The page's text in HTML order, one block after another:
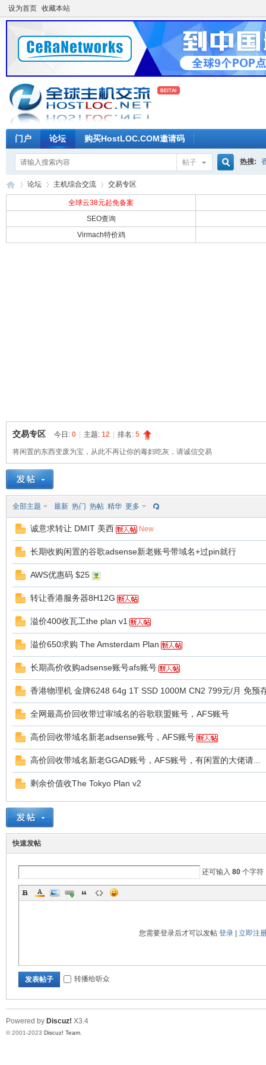
设为首页 收藏本站
门户 论坛 购买HostLOC.COM邀请码
帖子 热搜:
主
流
论坛 主机综合交流
›
交易专区
全球云38元起免备案
SEO查询
Virmach特价鸡
交易专区 今日: 0 主题: 12 排名: 5
将闲置的东西变废为宝，从此不再让你的毒妇吃灰，请诚信交易
全部主题 最新 热门 热帖 精华 更多
诚意求转让 DMIT 美西 New
长期收购闲置的谷歌adsense新老账号带域名+过pin就行
AWS优惠码 $25
转让香港服务器8H12G
溢价400收瓦工the plan v1
溢价650求购 The Amsterdam Plan
长期高价收购adsense账号afs账号
香港物理机 金牌6248 64g 1T SSD 1000M CN2 799元/月 免预
全网最高价回收带过审域名的谷歌联盟账号，AFS账号
高价回收带域名新老adsense账号，AFS账号
高价回收带域名新老GGAD账号，AFS账号，有闲置的大佬请...
剩余价值收The Tokyo Plan v2
快速发帖
还可输入 80 个字符
您需要登录后才可以发帖 登录| 立即注
发表帖子 转播给听众
Powered by Discuz! X3.4
© 2001-2023 Discuz! Team